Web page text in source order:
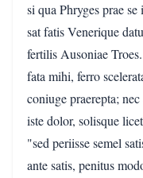
si qua Phryges prae
sat fatis Venerique
fertilis Ausoniae
fata mihi, ferro
coniuge praerepta;
iste dolor, solisque
"sed periisse semel
ante satis, penitus